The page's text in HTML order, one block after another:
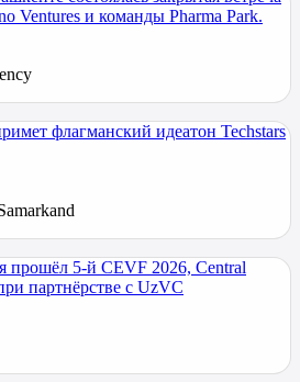
Ventures и команды Pharma Park.
флагманский идеатон Techstars
прошёл 5-й CEVF 2026, Central
партнёрстве с UzVC